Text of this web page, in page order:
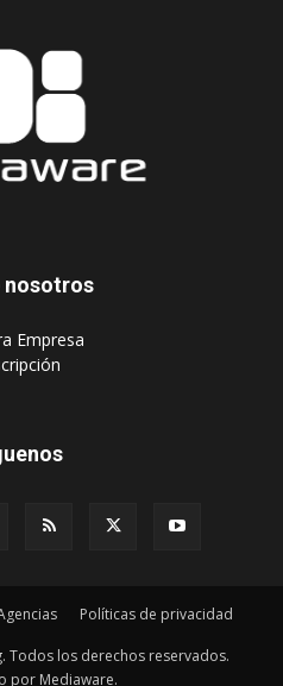
nosotros
Empresa
Políticas de privacidad
Todos los derechos reservados.
por Mediaware.